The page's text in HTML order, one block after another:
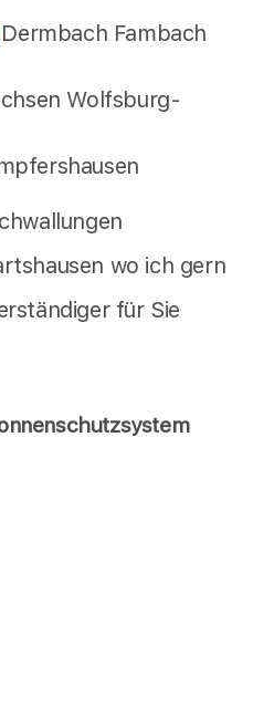
Dermbach Fambach
Wolfsburg-
wo ich gern
für Sie